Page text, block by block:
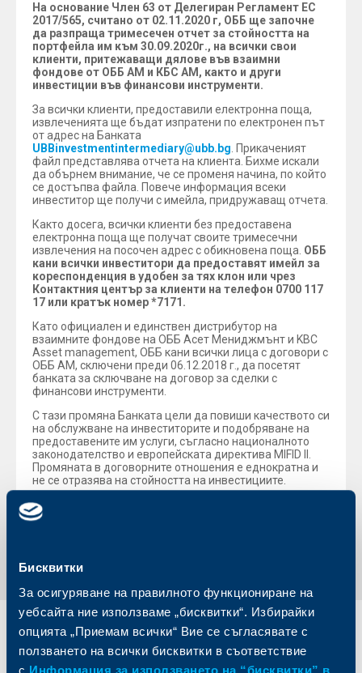
Бисквитки
За осигуряване на правилното функциониране на
уебсайта ние използваме „бисквитки“. Избирайки
опцията „Приемам всички“ Вие се съгласявате с
ползването на всички бисквитки в съответствие
На основание Член 63 от Делегиран Регламент ЕС
2017/565, считано от 02.11.2020 г, ОББ ще започне
да разпраща тримесечен отчет за стойността на
портфейла им към 30.09.2020г., на всички свои
клиенти, притежаващи дялове във взаимни
фондове от ОББ АМ и КБС АМ, както и други
инвестиции във финансови инструменти.
За всички клиенти, предоставили електронна поща,
извлеченията ще бъдат изпратени по електронен път
от адрес на Банката
UBBinvestmentintermediary@ubb.bg . Прикаченият
файл представлява отчета на клиента. Бихме искали
да обърнем внимание, че се променя начина, по който
се достъпва файла. Повече информация всеки
инвеститор ще получи с имейла, придружаващ отчета.
Както досега, всички клиенти без предоставена
електронна поща ще получат своите тримесечни
извлечения на посочен адрес с обикновена поща. ОББ
кани всички инвеститори да предоставят имейл за
кореспонденция в удобен за тях клон или чрез
Контактния център за клиенти на телефон 0700 117
17 или кратък номер *7171.
Като официален и единствен дистрибутор на
взаимните фондове на ОББ Асет Мениджмънт и KBC
Asset management, ОББ кани всички лица с договори с
ОББ АМ, сключени преди 06.12.2018 г., да посетят
банката за сключване на договор за сделки с
финансови инструменти.
С тази промяна Банката цели да повиши качеството си
на обслужване на инвеститорите и подобряване на
предоставените им услуги, съгласно националното
законодателство и европейската директива MIFID II.
Промяната в договорните отношения е еднократна и
не се отразява на стойността на инвестициите.
Индивидуални
клиенти
Бизнес
клиенти